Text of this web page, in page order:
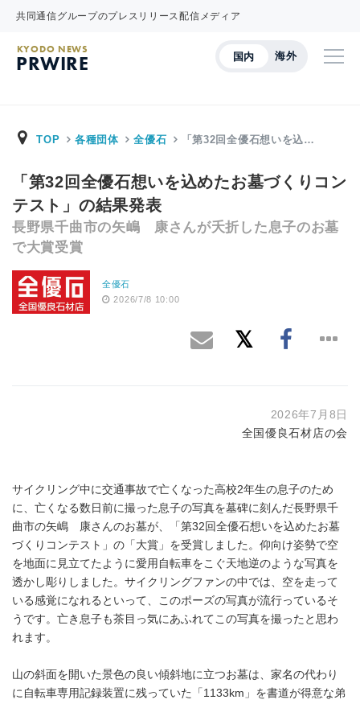
共同通信グループのプレスリリース配信メディア
国内 海外
KYODO NEWS
PRWIRE
TOP 各種団体 全優石 「第32回全優石想いを込…
「第32回全優石想いを込めたお墓づくりコン
テスト」の結果発表
長野県千曲市の矢嶋 康さんが夭折した息子のお墓
で大賞受賞
全優石
2026/7/8 10:00
2026年7月8日
全国優良石材店の会
サイクリング中に交通事故で亡くなった高校2年生の息子のため
に、亡くなる数日前に撮った息子の写真を墓碑に刻んだ長野県千
曲市の矢嶋 康さんのお墓が、「第32回全優石想いを込めたお墓
づくりコンテスト」の「大賞」を受賞しました。仰向け姿勢で空
を地面に見立てたように愛用自転車をこぐ天地逆のような写真を
透かし彫りしました。サイクリングファンの中では、空を走って
いる感覚になれるといって、このポーズの写真が流行っているそ
うです。亡き息子も茶目っ気にあふれてこの写真を撮ったと思わ
れます。
山の斜面を開いた景色の良い傾斜地に立つお墓は、家名の代わり
に自転車専用記録装置に残っていた「1133km」を書道が得意な弟